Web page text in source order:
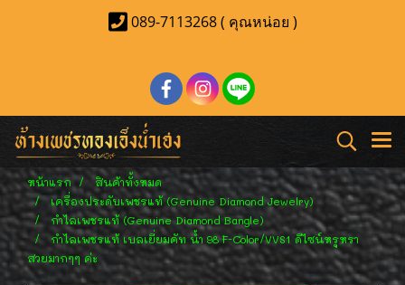
089-7113268 ( คุณหน่อย )
หน้าแรก
สินค้าทั้งหมด
เครื่องประดับเพชรแท้ (Genuine Diamond Jewelry)
กำไลเพชรแท้ (Genuine Diamond Bangle)
กำไลเพชรแท้ เบลเยี่ยมคัท น้ำ 98 F-Color/VVS1 ดีไซน์หรูหรา
สวยมากๆๆ ค่ะ